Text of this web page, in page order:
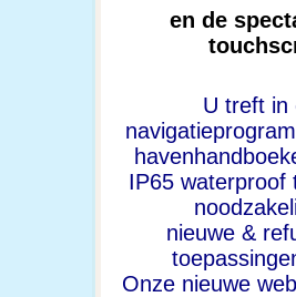
en de
U treft in
IP65 waterproof
nieuwe &
Onze nieuwe